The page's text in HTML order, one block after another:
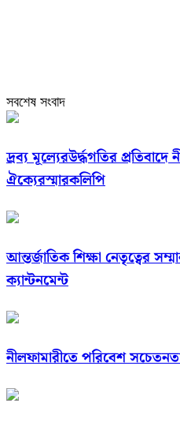
সবশেষ সংবাদ
দ্রব্য মূল্যেরউর্দ্ধগতির
ঐক্যেরস্মারকলিপি
আন্তর্জাতিক শিক্ষা নেতৃত্বের
ক্যান্টনমেন্ট
নীলফামারীতে পরিবেশ